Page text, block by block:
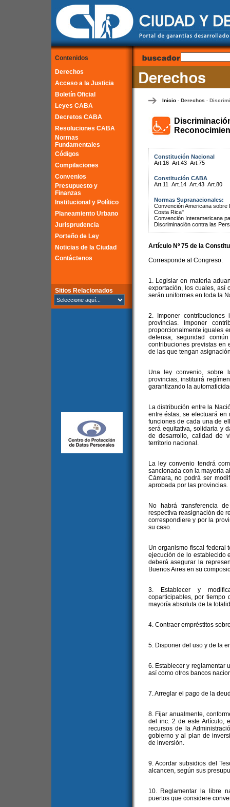
Contenidos
Derechos
Acceso a la Justicia
Boletín Oficial
Leyes CABA
Decretos CABA
Resoluciones CABA
Normas
Fundamentales
Códigos
Compilaciones
Convenios
Presupuesto y
Finanzas
Institucional y Político
Planeamiento Urbano
Jurisprudencia
Porteño de Ley
Noticias de la Ciudad
Contáctenos
Sitios Relacionados
Inicio- Derechos -
Constitución Nacional
Art.16 Art.43 Art.75
Constitución CABA
Art.11
Art.14 Art.43 Art.80
Normas Supranacionales:
Convención Americana
Costa Rica"
Convención Interamericana
Discriminación contra las
Artículo Nº 75 de la
Corresponde al Congreso:
1. Legislar en materia
exportación, los cuales, así
serán uniformes en toda la
2. Imponer contribuciones
provincias. Imponer
proporcionalmente iguales
defensa, seguridad
contribuciones previstas en
de las que tengan
Una ley convenio, sobre
provincias, instituirá
garantizando la
La distribución entre la
entre éstas, se efectuará
funciones de cada una de
será equitativa, solidaria y
de desarrollo, calidad de
territorio nacional.
La ley convenio tendrá
sancionada con la mayoría
Cámara, no podrá ser
aprobada por las provincias.
No habrá transferencia
respectiva reasignación de
correspondiere y por la
su caso.
Un organismo fiscal federal
ejecución de lo establecido
deberá asegurar la
Buenos Aires en su
3. Establecer y
coparticipables, por tiempo
mayoría absoluta de la
4. Contraer empréstitos
5. Disponer del uso y de la
6. Establecer y reglamentar
así como otros bancos
7. Arreglar el pago de la
8. Fijar anualmente,
del inc. 2 de este Artículo,
recursos de la
gobierno y al plan de
de inversión.
9. Acordar subsidios del
alcancen, según sus
10. Reglamentar la libre
puertos que considere